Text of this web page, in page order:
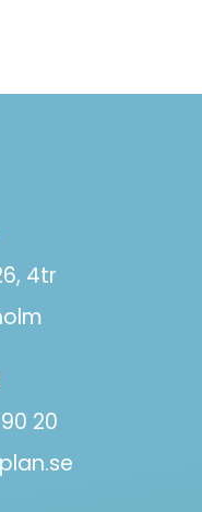
4tr
20